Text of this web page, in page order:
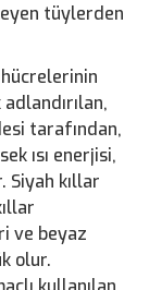
tüylerden
tarafından,
ısı enerjisi,
Siyah kıllar
ve beyaz
olur.